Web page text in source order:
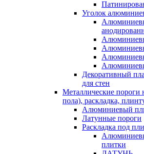
Уголок
Декоративный
для стен
Металлические пороги
пола), раскладка,
Алюминиевый
Латунные пороги
Раскладка под
плитки